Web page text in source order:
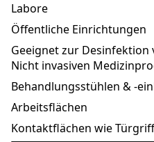
Labore
Öffentliche Einrichtungen
Geeignet zur Desinfektion
Nicht invasiven
Behandlungsstühlen & -
Arbeitsflächen
Kontaktflächen wie